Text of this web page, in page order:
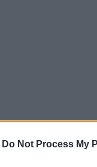
Do Not Process My